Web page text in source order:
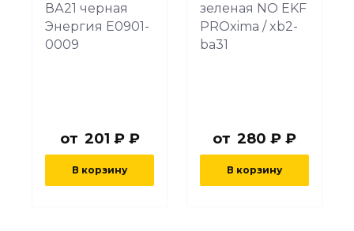
ВА21 черная
Энергия Е0901-
0009
от 201 ₽ ₽
В корзину
зеленая NO EKF
PROxima / xb2-
ba31
от 280 ₽ ₽
В корзину